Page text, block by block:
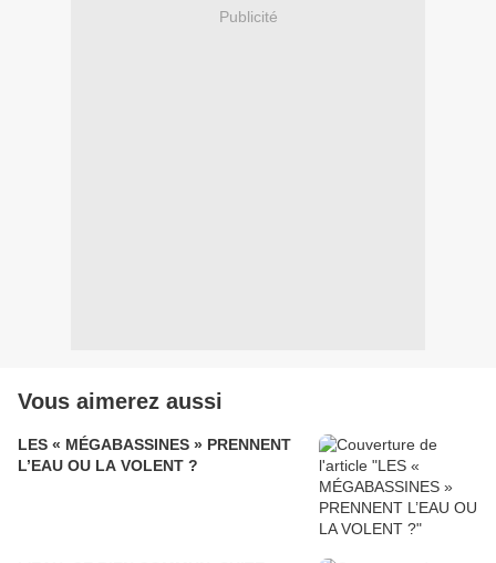
Publicité
Vous aimerez aussi
LES « MÉGABASSINES » PRENNENT
L’EAU OU LA VOLENT ?